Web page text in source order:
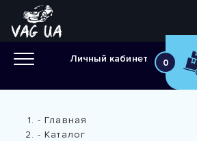
Личный кабинет 0
Главная
Каталог